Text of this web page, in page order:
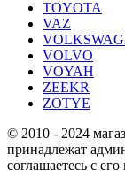
TOYOTA
VAZ
VOLVO
VOYAH
ZEEKR
ZOTYE
© 2010 - 2024
принадлежат
соглашаетесь с